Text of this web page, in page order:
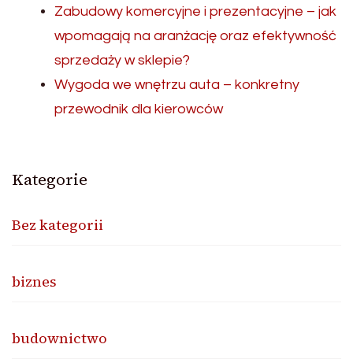
Zabudowy komercyjne i prezentacyjne – jak
wpomagają na aranżację oraz efektywność
sprzedaży w sklepie?
Wygoda we wnętrzu auta – konkretny
przewodnik dla kierowców
Kategorie
Bez kategorii
biznes
budownictwo